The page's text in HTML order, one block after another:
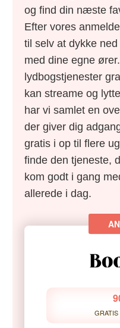
og find din næste
Efter vores
til selv at dykke
med dine egne
lydbogstjenester
kan streame og
har vi samlet en
der giver dig
gratis i op til flere
finde den tjeneste,
kom godt i gang
allerede i dag.